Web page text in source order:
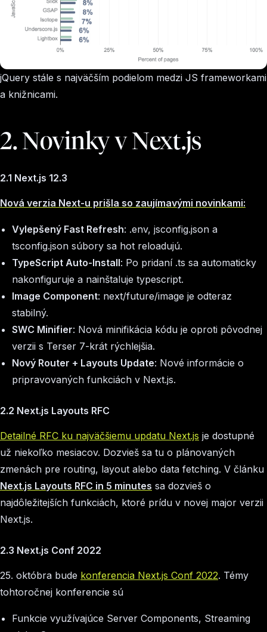
jQuery stále s najväčším podielom medzi JS frameworkami
a knižnicami.
2. Novinky v Next.js
2.1 Next.js 12.3
Nová verzia Next-u prišla so zaujímavými novinkami:
Vylepšený Fast Refresh: .env, jsconfig.json a
tsconfig.json súbory sa hot reloadujú.
TypeScript Auto-Install: Po pridaní .ts sa automaticky
nakonfiguruje a nainštaluje typescript.
Image Component: next/future/image je odteraz
stabilný.
SWC Minifier: Nová minifikácia kódu je oproti pôvodnej
verzii s Terser 7-krát rýchlejšia.
Nový Router + Layouts Update: Nové informácie o
pripravovaných funkciách v Next.js.
2.2 Next.js Layouts RFC
Detailné RFC ku najväčšiemu updatu Next.js je dostupné
už niekoľko mesiacov. Dozvieš sa tu o plánovaných
zmenách pre routing, layout alebo data fetching. V článku
Next.js Layouts RFC in 5 minutes sa dozvieš o
najdôležitejších funkciách, ktoré prídu v novej major verzii
Next.js.
2.3 Next.js Conf 2022
25. októbra bude konferencia Next.js Conf 2022. Témy
tohtoročnej konferencie sú
Funkcie využívajúce Server Components, Streaming